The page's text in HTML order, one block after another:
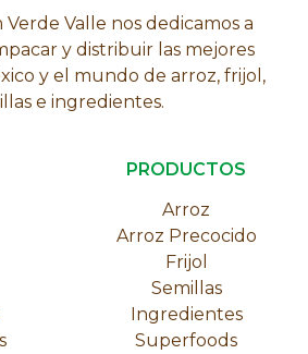
Verde Valle nos dedicamos a
y distribuir las mejores
y el mundo de arroz, frijol,
e ingredientes.
PRODUCTOS
Arroz
Arroz Precocido
Frijol
Semillas
Ingredientes
Superfoods